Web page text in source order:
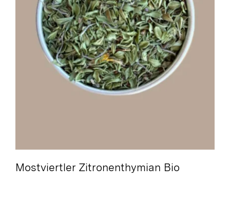
Mostviertler Zitronenthymian Bio